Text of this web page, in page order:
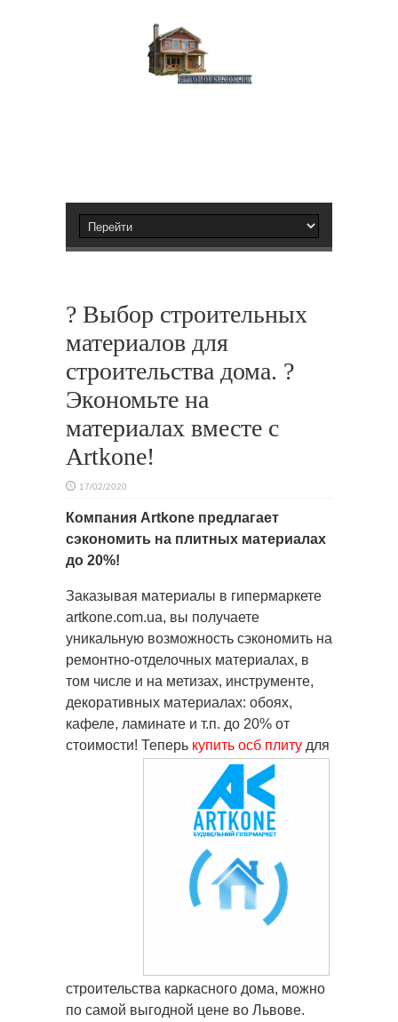
? Выбор строительных
материалов для
строительства дома. ?
Экономьте на
материалах вместе с
Artkone!
17/02/2020
Компания Artkone предлагает
сэкономить на плитных материалах
до 20%!
Заказывая материалы в гипермаркете
artkone.com.ua, вы получаете
уникальную возможность сэкономить на
ремонтно-отделочных материалах, в
том числе и на метизах, инструменте,
декоративных материалах: обоях,
кафеле, ламинате и т.п. до 20% от
стоимости! Теперь купить осб плиту для
строительства каркасного дома, можно
по самой выгодной цене во Львове.